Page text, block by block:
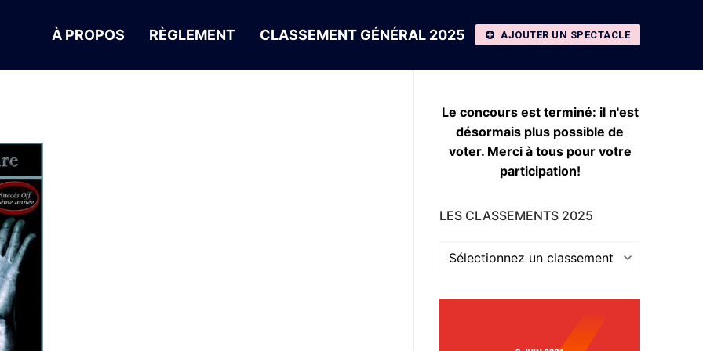
À PROPOS RÈGLEMENT CLASSEMENT GÉNÉRAL 2025 AJOUTER UN SPECTACLE
Le concours est terminé: il n'est
désormais plus possible de
voter. Merci à tous pour votre
participation!
LES CLASSEMENTS 2025
Les